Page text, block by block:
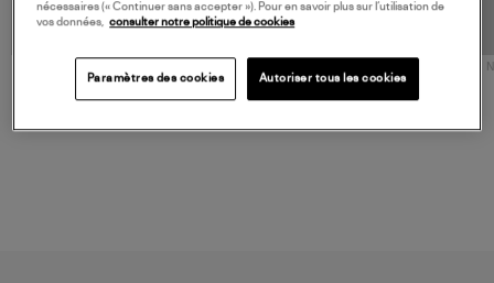
JEROME DREYFUSS
Sac Bobi S Cuir Lamé
TORAL
Mocassins Killian Sport
nécessaires (« Continuer sans accepter »). Pour en savoir plus sur l’utilisation de
vos données, consulter notre politique de cookies
Paramètres des cookies Autoriser tous les cookies